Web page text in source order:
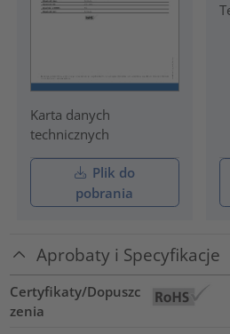
Karta danych
technicznych
Plik do
pobrania
Aprobaty i Specyfikacje
Certyfikaty/Dopuszc
zenia